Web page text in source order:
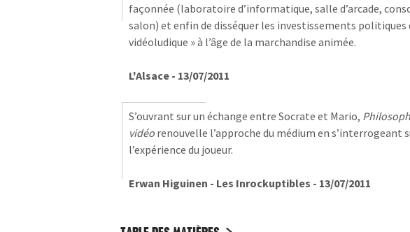
façonnée (laboratoire d’informatique, salle d’arcade,
salon) et enfin de disséquer les investissements politiques
vidéoludique » à l’âge de la marchandise animée.
L'Alsace - 13/07/2011
S’ouvrant sur un échange entre Socrate et Mario,
vidéo renouvelle l’approche du médium en s’interrogeant
l’expérience du joueur.
Erwan Higuinen - Les Inrockuptibles - 13/07/2011